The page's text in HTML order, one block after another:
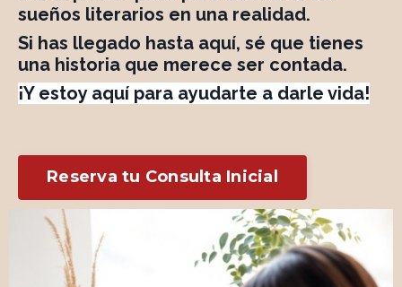
sueños literarios en una realidad.
Si has llegado hasta aquí, sé que tienes
una historia que merece ser contada.
¡Y estoy aquí para ayudarte a darle vida!
Reserva tu Consulta Inicial